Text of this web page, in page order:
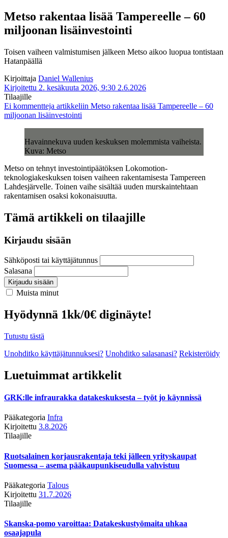
Metso rakentaa lisää Tampereelle – 60
miljoonan lisäinvestointi
Toisen vaiheen valmistumisen jälkeen Metso aikoo luopua tontistaan
Hatanpäällä
Kirjoittaja Daniel Wallenius
Kirjoitettu 2. kesäkuuta 2026, 9:30 2.6.2026
Tilaajille
Ei kommentteja artikkeliin Metso rakentaa lisää Tampereelle – 60
miljoonan lisäinvestointi
Havainnekuva uuden keskuksen molemmista vaiheista.
Kuva: Metso
Metso on tehnyt investointipäätöksen Lokomotion-
teknologiakeskuksen toisen vaiheen rakentamisesta Tampereen
Lahdesjärvelle. Toinen vaihe sisältää uuden murskaintehtaan
rakentamisen osaksi kokonaisuutta.
Tämä artikkeli on tilaajille
Kirjaudu sisään
Sähköposti tai käyttäjätunnus
Salasana
Kirjaudu sisään
Muista minut
Hyödynnä 1kk/0€ diginäyte!
Tutustu tästä
Unohditko käyttäjätunnuksesi? Unohditko salasanasi? Rekisteröidy
Luetuimmat artikkelit
GRK:lle infraurakka datakeskuksesta – työt jo käynnissä
Pääkategoria Infra
Kirjoitettu 3.8.2026
Tilaajille
Ruotsalainen korjausrakentaja teki jälleen yrityskaupat
Suomessa – asema pääkaupunkiseudulla vahvistuu
Pääkategoria Talous
Kirjoitettu 31.7.2026
Tilaajille
Skanska-pomo varoittaa: Datakeskustyömaita uhkaa
osaajapula